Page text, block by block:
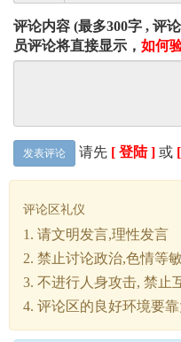
评论内容 (最多300字 , 评
员评论将直接显示， 如何
发表评论 请先 [ 登陆 ] 或
评论区礼仪
1. 请文明发言,理性发言
2. 禁止讨论政治,色情等
3. 不进行人身攻击, 禁止
4. 评论区的良好环境要